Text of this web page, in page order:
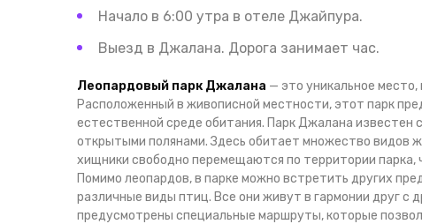
Начало в 6:00 утра в отеле Джайпура.
Выезд в Джалана. Дорога занимает час.
Леопардовый парк Джалана — это уникальное
Расположенный в живописной местности, этот парк
естественной среде обитания. Парк Джалана
открытыми полянами. Здесь обитает множество видов
хищники свободно перемещаются по территории
Помимо леопардов, в парке можно встретить других
различные виды птиц. Все они живут в гармонии друг с
предусмотрены специальные маршруты, которые